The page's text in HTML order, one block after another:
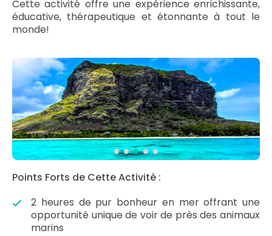
Cette activité offre une expérience enrichissante,
éducative, thérapeutique et étonnante à tout le
monde!
Points Forts de Cette Activité :
2 heures de pur bonheur en mer offrant une
opportunité unique de voir de près des animaux
marins